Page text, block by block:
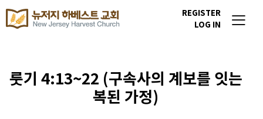
REGISTER
LOG IN
룻기 4:13~22 (구속사의 계보를 잇는
복된 가정)